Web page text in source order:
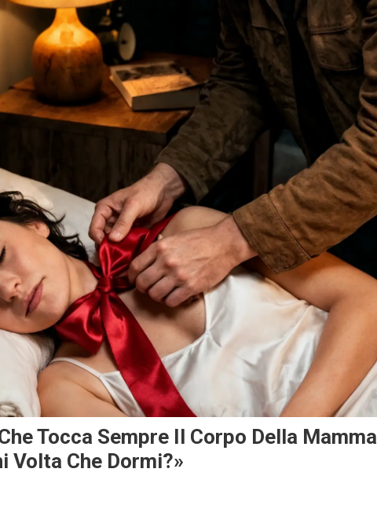
Tocca Sempre Il Corpo Della Mamma
Volta Che Dormi?»